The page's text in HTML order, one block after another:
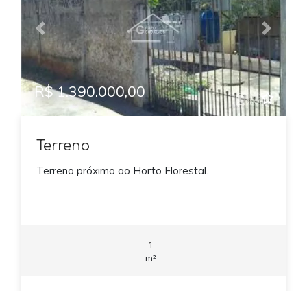
Previous Next
R$ 1.390.000,00
Terreno
Terreno próximo ao Horto Florestal.
1
m²